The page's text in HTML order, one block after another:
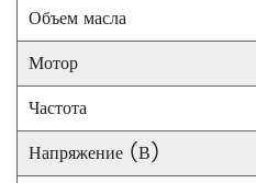
Объем масла
Мотор
Частота
Напряжение (В)